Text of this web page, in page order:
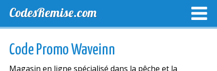
CodesRemise.com
NOUVELLES MAGASINS
Code Promo Waveinn
Magasin en ligne spécialisé dans la pêche et la